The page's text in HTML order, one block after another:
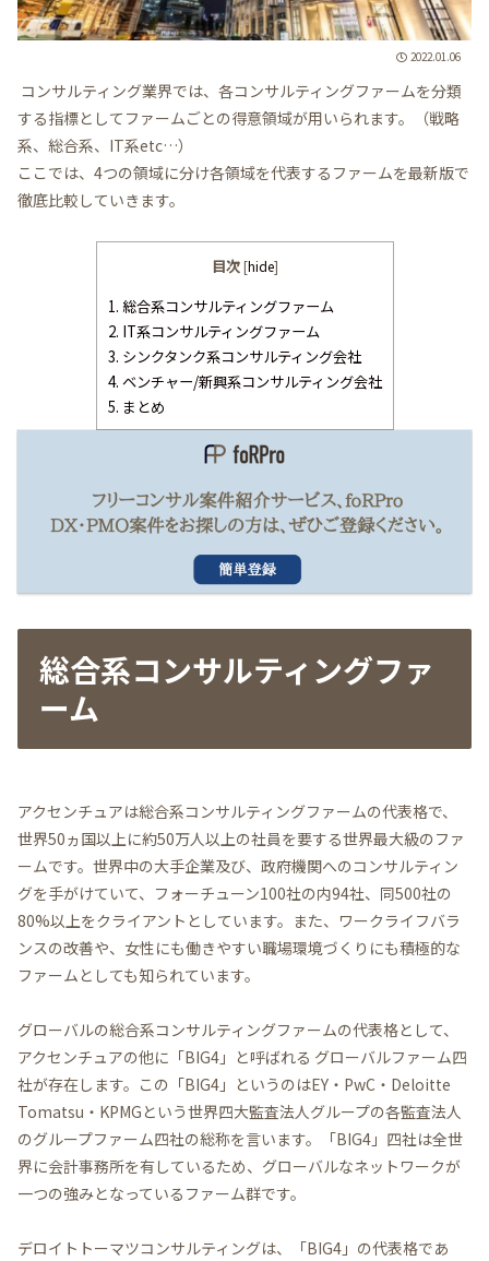
2022.01.06
コンサルティング業界では、各コンサルティングファームを分類
する指標としてファームごとの得意領域が用いられます。（戦略
系、総合系、IT系etc…）
ここでは、4つの領域に分け各領域を代表するファームを最新版で
徹底比較していきます。
目次 [hide]
1. 総合系コンサルティングファーム
2. IT系コンサルティングファーム
3. シンクタンク系コンサルティング会社
4. ベンチャー/新興系コンサルティング会社
5. まとめ
総合系コンサルティングファ
ーム
アクセンチュアは総合系コンサルティングファームの代表格で、
世界50ヵ国以上に約50万人以上の社員を要する世界最大級のファ
ームです。世界中の大手企業及び、政府機関へのコンサルティン
グを手がけていて、フォーチューン100社の内94社、同500社の
80%以上をクライアントとしています。また、ワークライフバラ
ンスの改善や、女性にも働きやすい職場環境づくりにも積極的な
ファームとしても知られています。
グローバルの総合系コンサルティングファームの代表格として、
アクセンチュアの他に「BIG4」と呼ばれる グローバルファーム四
社が存在します。この「BIG4」というのはEY・PwC・Deloitte
Tomatsu・KPMGという世界四大監査法人グループの各監査法人
のグループファーム四社の総称を言います。「BIG4」四社は全世
界に会計事務所を有しているため、グローバルなネットワークが
一つの強みとなっているファーム群です。
デロイトトーマツコンサルティングは、「BIG4」の代表格であ